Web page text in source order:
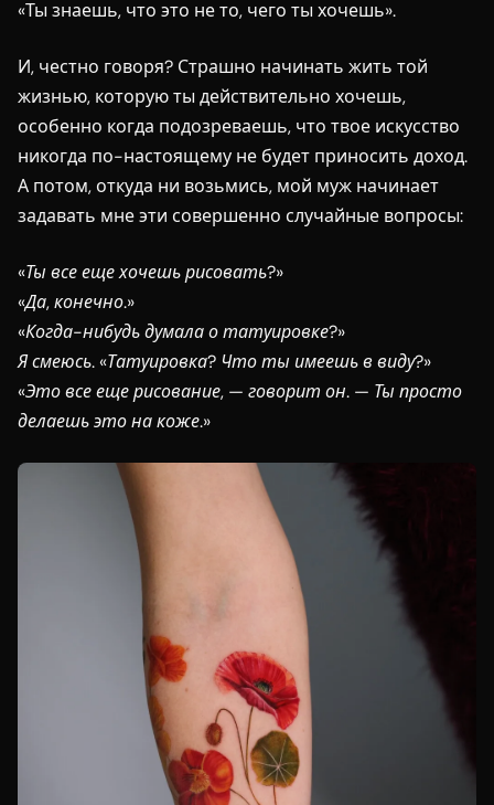
«Ты знаешь, что это не то, чего ты хочешь».
И, честно говоря? Страшно начинать жить той
жизнью, которую ты действительно хочешь,
особенно когда подозреваешь, что твое искусство
никогда по-настоящему не будет приносить доход.
А потом, откуда ни возьмись, мой муж начинает
задавать мне эти совершенно случайные вопросы:
«Ты все еще хочешь рисовать?»
«Да, конечно.»
«Когда-нибудь думала о татуировке?»
Я смеюсь. «Татуировка? Что ты имеешь в виду?»
«Это все еще рисование, — говорит он. — Ты просто
делаешь это на коже.»